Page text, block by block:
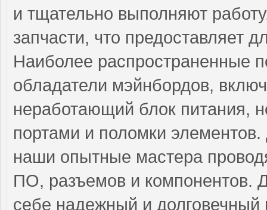
и тщательно выполняют
запчасти, что предоставляет
Наиболее распространенные
обладатели мэйнбордов,
неработающий блок питания,
портами и поломки
наши опытные мастера
ПО, разъемов и компонентов.
себе надежный и долговечный